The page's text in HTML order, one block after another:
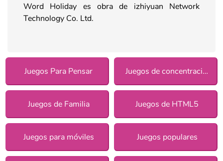
Word Holiday es obra de izhiyuan Network
Technology Co. Ltd.
Juegos Para Pensar Juegos de concentración
Juegos de Familia Juegos de HTML5
Juegos para móviles Juegos populares